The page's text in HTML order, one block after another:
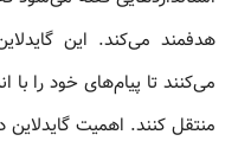
هدفمند می‌کند. این
می‌کنند تا پیام‌های خود را
منتقل کنند. اهمیت گایدلاین